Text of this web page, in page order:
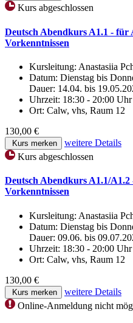
Kurs abgeschlossen
Deutsch Abendkurs A1.1 - für
Vorkenntnissen
Kursleitung: Anastasiia
Datum: Dienstag bis
Dauer: 14.04. bis
Uhrzeit: 18:30 - 20:00 Uhr
Ort: Calw, vhs, Raum 12
130,00 €
Kurs merken
weitere Details
Kurs abgeschlossen
Deutsch Abendkurs A1.1/
Vorkenntnissen
Kursleitung: Anastasiia
Datum: Dienstag bis
Dauer: 09.06. bis
Uhrzeit: 18:30 - 20:00 Uhr
Ort: Calw, vhs, Raum 12
130,00 €
Kurs merken
weitere Details
Online-Anmeldung nicht